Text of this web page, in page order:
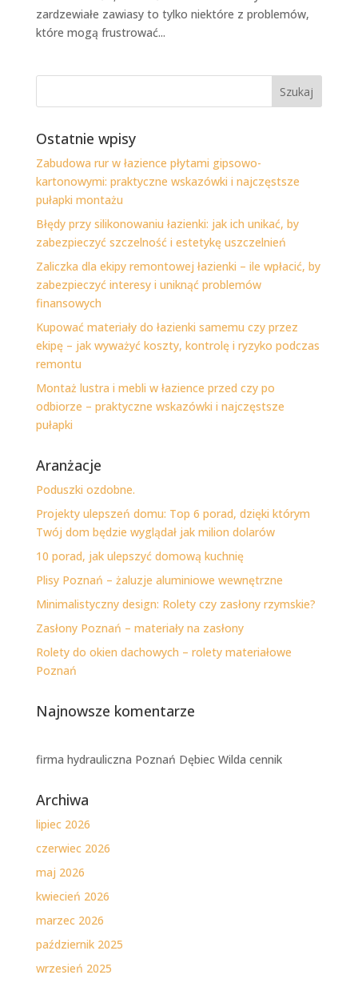
zardzewiałe zawiasy to tylko niektóre z problemów,
które mogą frustrować...
Ostatnie wpisy
Zabudowa rur w łazience płytami gipsowo-
kartonowymi: praktyczne wskazówki i najczęstsze
pułapki montażu
Błędy przy silikonowaniu łazienki: jak ich unikać, by
zabezpieczyć szczelność i estetykę uszczelnień
Zaliczka dla ekipy remontowej łazienki – ile wpłacić, by
zabezpieczyć interesy i uniknąć problemów
finansowych
Kupować materiały do łazienki samemu czy przez
ekipę – jak wyważyć koszty, kontrolę i ryzyko podczas
remontu
Montaż lustra i mebli w łazience przed czy po
odbiorze – praktyczne wskazówki i najczęstsze
pułapki
Aranżacje
Poduszki ozdobne.
Projekty ulepszeń domu: Top 6 porad, dzięki którym
Twój dom będzie wyglądał jak milion dolarów
10 porad, jak ulepszyć domową kuchnię
Plisy Poznań – żaluzje aluminiowe wewnętrzne
Minimalistyczny design: Rolety czy zasłony rzymskie?
Zasłony Poznań – materiały na zasłony
Rolety do okien dachowych – rolety materiałowe
Poznań
Najnowsze komentarze
firma hydrauliczna Poznań Dębiec Wilda cennik
Archiwa
lipiec 2026
czerwiec 2026
maj 2026
kwiecień 2026
marzec 2026
październik 2025
wrzesień 2025